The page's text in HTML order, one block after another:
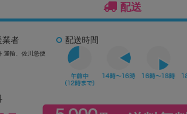
配送
業者
運輸、佐川急便
配送時間